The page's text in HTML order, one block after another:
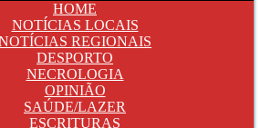
HOME
NOTÍCIAS LOCAIS
REGIONAIS
DESPORTO
NECROLOGIA
OPINIÃO
SAÚDE/LAZER
ESCRITURAS